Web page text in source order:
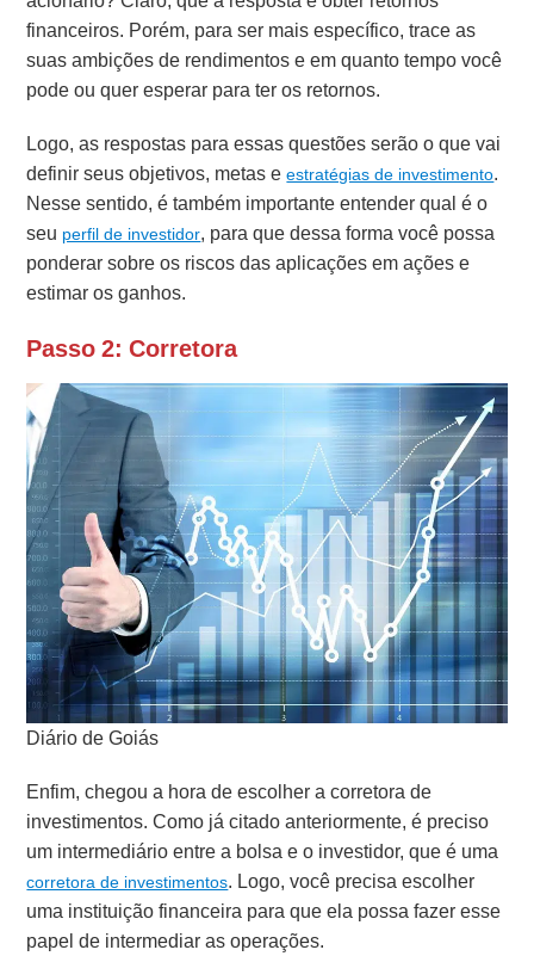
financeiros. Porém, para ser mais específico, trace as
suas ambições de rendimentos e em quanto tempo você
pode ou quer esperar para ter os retornos.
Logo, as respostas para essas questões serão o que vai
definir seus objetivos, metas eestratégias de investimento.
Nesse sentido, é também importante entender qual é o
seu perfil de investidor, para que dessa forma você possa
ponderar sobre os riscos das aplicações em ações e
estimar os ganhos.
Passo 2: Corretora
Diário de Goiás
Enfim, chegou a hora de escolher a corretora de
investimentos. Como já citado anteriormente, é preciso
um intermediário entre a bolsa e o investidor, que é uma
corretora de investimentos. Logo, você precisa escolher
uma instituição financeira para que ela possa fazer esse
papel de intermediar as operações.